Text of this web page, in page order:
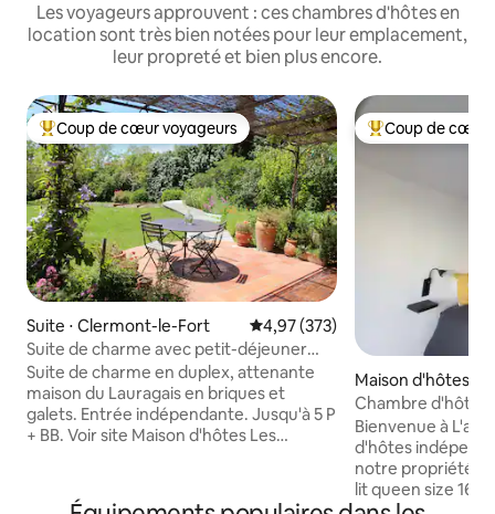
Les voyageurs approuvent : ces chambres d'hôtes en
location sont très bien notées pour leur emplacement,
leur propreté et bien plus encore.
Coups de cœur voyageurs les plus appréciés
Coup de cœur voyageurs
Suite ⋅ Clermont-le-Fort Évaluation moyenne sur la
4,97 (373)
Suite de charme avec petit-déjeuner
maison
Suite de charme en duplex, attenante
maison du Lauragais en briques et
galets. Entrée indépendante. Jusqu'à 5 P
+ BB. Voir site Maison d'hôtes Les
en sus à partir de 19€. Végé possible.
Coups de cœur
Coup de cœur
Maison d'hôtes ⋅
Chambre d'hôtes
Bienvenue à
d'hôtes indépendante
notre propriété
lit queen size